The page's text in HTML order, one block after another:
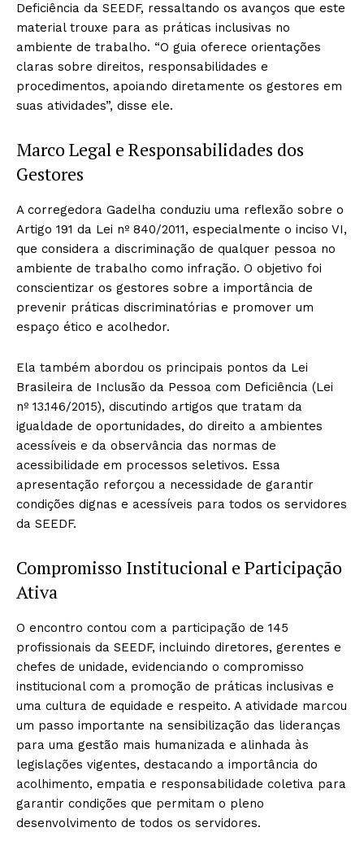
Deficiência da SEEDF, ressaltando os avanços que este
material trouxe para as práticas inclusivas no
ambiente de trabalho. “O guia oferece orientações
claras sobre direitos, responsabilidades e
procedimentos, apoiando diretamente os gestores em
suas atividades”, disse ele.
Marco Legal e Responsabilidades dos
Gestores
A corregedora Gadelha conduziu uma reflexão sobre o
Artigo 191 da Lei nº 840/2011, especialmente o inciso VI,
que considera a discriminação de qualquer pessoa no
ambiente de trabalho como infração. O objetivo foi
conscientizar os gestores sobre a importância de
prevenir práticas discriminatórias e promover um
espaço ético e acolhedor.
Ela também abordou os principais pontos da Lei
Brasileira de Inclusão da Pessoa com Deficiência (Lei
nº 13.146/2015), discutindo artigos que tratam da
igualdade de oportunidades, do direito a ambientes
acessíveis e da observância das normas de
acessibilidade em processos seletivos. Essa
apresentação reforçou a necessidade de garantir
condições dignas e acessíveis para todos os servidores
da SEEDF.
Compromisso Institucional e Participação
Ativa
O encontro contou com a participação de 145
profissionais da SEEDF, incluindo diretores, gerentes e
chefes de unidade, evidenciando o compromisso
institucional com a promoção de práticas inclusivas e
uma cultura de equidade e respeito. A atividade marcou
um passo importante na sensibilização das lideranças
para uma gestão mais humanizada e alinhada às
legislações vigentes, destacando a importância do
acolhimento, empatia e responsabilidade coletiva para
garantir condições que permitam o pleno
desenvolvimento de todos os servidores.